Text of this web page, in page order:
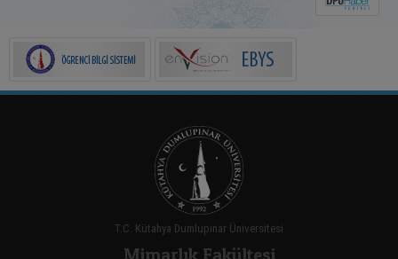
öğrenciler yaz okulunda ağırlanıyor.
T.C. Kütahya Dumlupınar Üniversitesi